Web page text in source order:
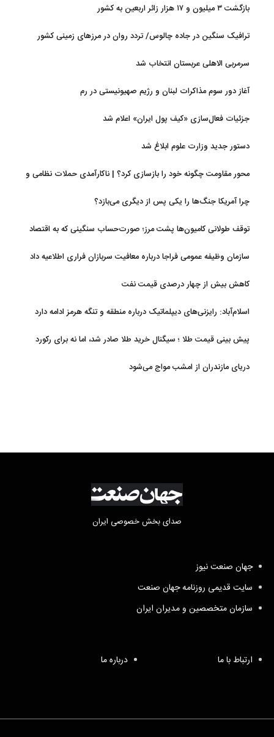
بازگشت ۳ میلیون و ۱۷ هزار زائر اربعین به کشور
ترافیک سنگین در جاده چالوس/ تردد روان در مرزهای زمینی کشور
سرمربی الاهلی عربستان انتخاب شد
آغاز دور سوم مذاکرات لبنان و رژیم صهیونیستی در رم
جزئیات فعال‌سازی «کیف پول ایران» اعلام شد
دستور جدید وزارت علوم ابلاغ شد
محور مقاومت چگونه خود را بازسازی کرد؟ | ناکارآمدی حملات نظامی و
تحریم‌ها در فروپاشی شبکه منطقه‌ای ایران
چرا آمریکا جنگ‌ها را یکی پس از دیگری می‌بازد؟
توقف طولانی کامیون‌ها پشت مرز؛ صورت‌حساب سنگینی که به اقتصاد
سازمان وظیفه عمومی فراجا درباره معافیت سربازان فراری اطلاعیه داد
کاهش بیش از چهار درصدی قیمت نفت
اسلام‌آباد: رایزنی‌های دیپلماتیک درباره منطقه و تنگه هرمز ادامه دارد
پیش بینی قیمت طلا ؛ سیگنال خرید طلا صادر شد، اما نه برای رکورد
دریای مازندران از امشب مواج می‌شود
صدای بخش خصوصی ایران
جهان صنعت نیوز
سایت قدیمی روزنامه جهان صنعت
سازمان متخصصین و مدیران ایران
ارتباط با ما درباره ما